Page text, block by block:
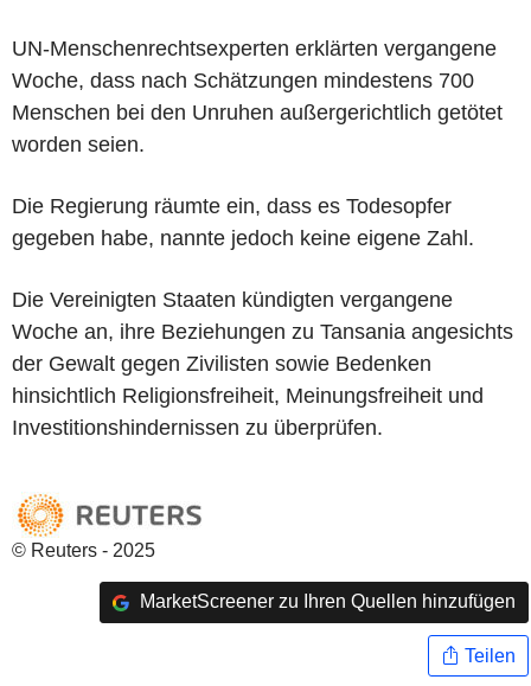
UN-Menschenrechtsexperten erklärten vergangene
Woche, dass nach Schätzungen mindestens 700
Menschen bei den Unruhen außergerichtlich getötet
worden seien.
Die Regierung räumte ein, dass es Todesopfer
gegeben habe, nannte jedoch keine eigene Zahl.
Die Vereinigten Staaten kündigten vergangene
Woche an, ihre Beziehungen zu Tansania angesichts
der Gewalt gegen Zivilisten sowie Bedenken
hinsichtlich Religionsfreiheit, Meinungsfreiheit und
Investitionshindernissen zu überprüfen.
© Reuters - 2025
MarketScreener zu Ihren Quellen hinzufügen
Teilen